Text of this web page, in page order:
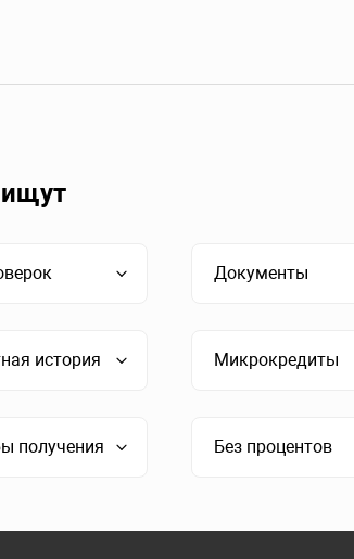
Документы
история Микрокредиты
получения Без процентов